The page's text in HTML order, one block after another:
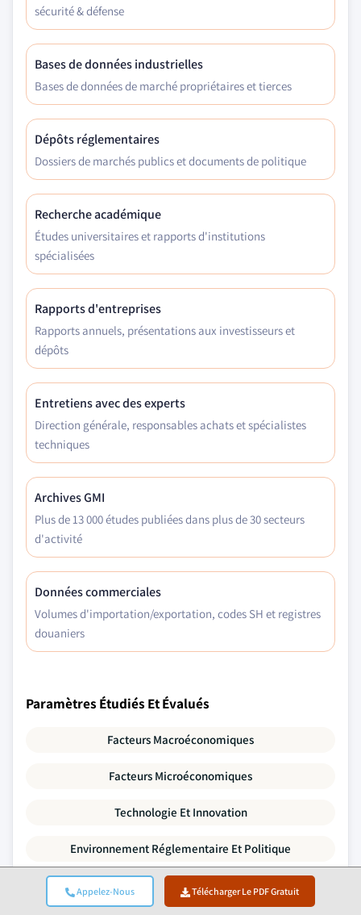
Appelez-Nous Télécharger Le PDF Gratuit
sécurité & défense
Bases de données industrielles
Bases de données de marché propriétaires et tierces
Dépôts réglementaires
Dossiers de marchés publics et documents de politique
Recherche académique
Études universitaires et rapports d'institutions
spécialisées
Rapports d'entreprises
Rapports annuels, présentations aux investisseurs et
dépôts
Entretiens avec des experts
Direction générale, responsables achats et spécialistes
techniques
Archives GMI
Plus de 13 000 études publiées dans plus de 30 secteurs
d'activité
Données commerciales
Volumes d'importation/exportation, codes SH et registres
douaniers
Paramètres Étudiés Et Évalués
Facteurs Macroéconomiques
Facteurs Microéconomiques
Technologie Et Innovation
Environnement Réglementaire Et Politique
Démographie